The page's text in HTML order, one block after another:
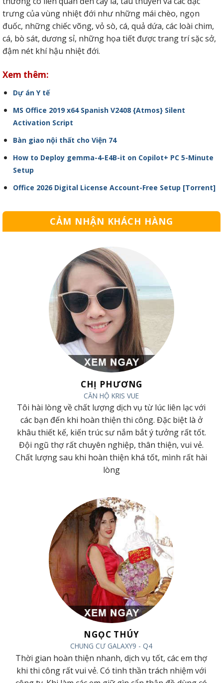
trưng của vùng nhiệt đới như những mái chèo, ngọn
đuốc, những chiếc võng, vỏ sò, cá, quả dứa, các loài chim,
cá, bò sát, dương sỉ, những họa tiết được trang trí sặc sở,
đậm nét khí hậu nhiệt đới.
Xem thêm:
Dự án Y tế
MS Office 2019 x64 Spanish V2408 {Atmos} Silent
Activation Script
Bàn giao nội thất cho Viện 74
How to Deploy gemma-4-E4B-it on Copilot+ PC 5-Minute
Setup
Office 2026 Digital License Account-Free Setup [Тorrent]
CẢM NHẬN KHÁCH HÀNG
CHỊ PHƯƠNG
CĂN HỘ KRIS VUE
Tôi hài lòng về chất lượng dịch vụ từ lúc liên lạc với
các bạn đến khi hoàn thiện thi công. Đặc biệt là ở
khâu thiết kế, kiến trúc sư nắm bắt ý tưởng rất tốt.
Đội ngũ thợ rất chuyên nghiệp, thân thiện, vui vẻ.
Chất lượng sau khi hoàn thiện khá tốt, mình rất hài
lòng
NGỌC THÚY
CHUNG CƯ GALAXY9 - Q4
Thời gian hoàn thiện nhanh, dịch vụ tốt, các em thợ
khi thi công rất vui vẻ. Có tinh thần trách nhiệm với